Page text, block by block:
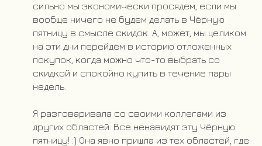
сильно мы экономически просядем, если мы
вообще ничего не будем делать в Чёрную
пятницу в смысле скидок. А, может, мы целиком
на эти дни перейдём в историю отложенных
покупок, когда можно что-то выбрать со
скидкой и спокойно купить в течение пары
недель.
Я разговаривала со своими коллегами из
других областей. Все ненавидят эту Чёрную
пятницу! :) Она явно пришла из тех областей, где